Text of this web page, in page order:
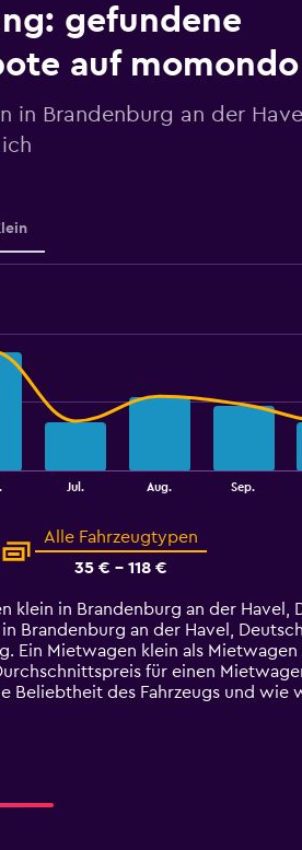
gefundene
auf momondo
in Brandenburg an der
Jul. Aug. Sep.
Alle Fahrzeugtypen
35 € - 118 €
in Brandenburg an der Havel,
an der Havel,
Ein Mietwagen klein als
für einen
Beliebtheit des Fahrzeugs und wie